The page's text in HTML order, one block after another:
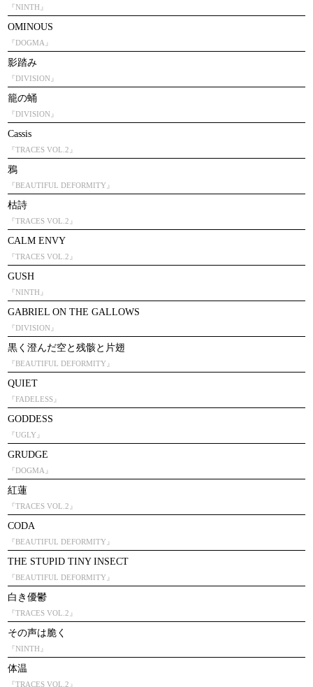
『NINTH』
OMINOUS
『DOGMA』
影踏み
『DIVISION』
籠の蛹
『DIVISION』
Cassis
『TRACES VOL.2』
鴉
『BEAUTIFUL DEFORMITY』
枯詩
『TRACES VOL.2』
CALM ENVY
『TRACES VOL.2』
GUSH
『NINTH』
GABRIEL ON THE GALLOWS
『DIVISION』
黒く澄んだ空と残骸と片翅
『BEAUTIFUL DEFORMITY』
QUIET
『FADELESS』
GODDESS
『UGLY』
GRUDGE
『DOGMA』
紅蓮
『TRACES VOL.2』
CODA
『BEAUTIFUL DEFORMITY』
THE STUPID TINY INSECT
『BEAUTIFUL DEFORMITY』
白き優鬱
『TRACES VOL.2』
その声は脆く
『NINTH』
体温
『TRACES VOL.2』